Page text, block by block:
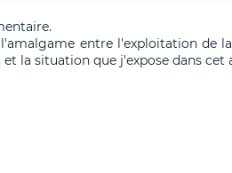
entre l'exploitation de
et la situation que j'expose dans cet